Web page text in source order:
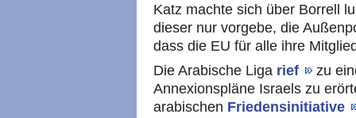
Katz machte sich über Borrell
dieser nur vorgebe, die
dass die EU für alle ihre
Die Arabische Liga rief
zu
Annexionspläne Israels zu
arabischen Friedensinitiative